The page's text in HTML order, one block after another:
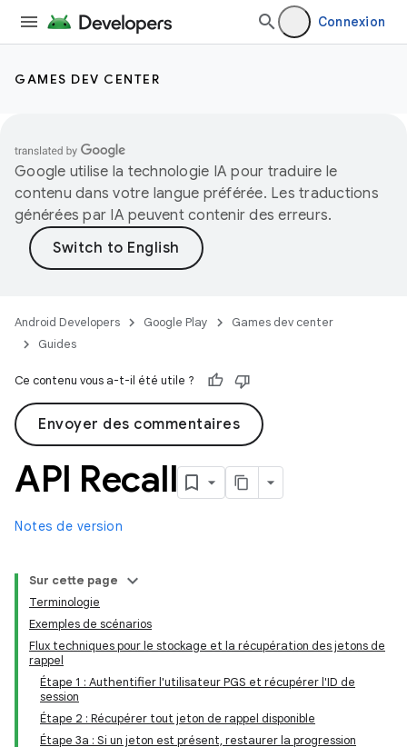
Connexion
GAMES DEV CENTER
Google utilise la technologie IA pour traduire le
contenu dans votre langue préférée. Les traductions
générées par IA peuvent contenir des erreurs.
Android Developers Google Play
Games dev center
Guides
Ce contenu vous a-t-il été utile ?
Envoyer des commentaires
API Recall
Notes de version
Sur cette page
Terminologie
Exemples de scénarios
Flux techniques pour le stockage et la récupération des jetons de
rappel
Étape 1 : Authentifier l'utilisateur PGS et récupérer l'ID de
session
Étape 2 : Récupérer tout jeton de rappel disponible
Étape 3a : Si un jeton est présent, restaurer la progression